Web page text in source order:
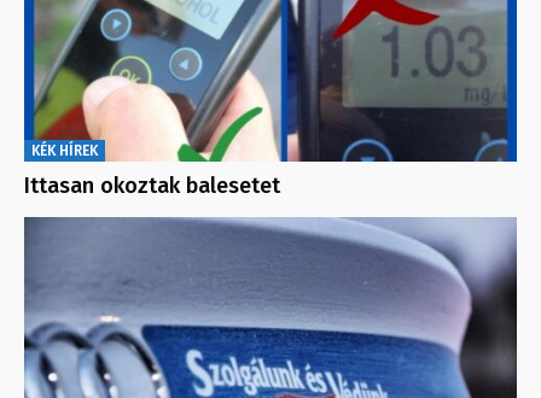
KÉK HÍREK
Ittasan okoztak balesetet